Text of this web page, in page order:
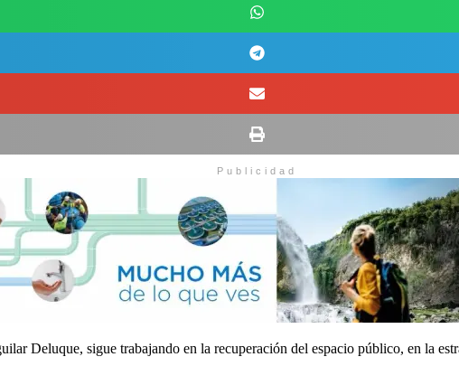
Publicidad
Deluque, sigue trabajando en la recuperación del espacio público, en la